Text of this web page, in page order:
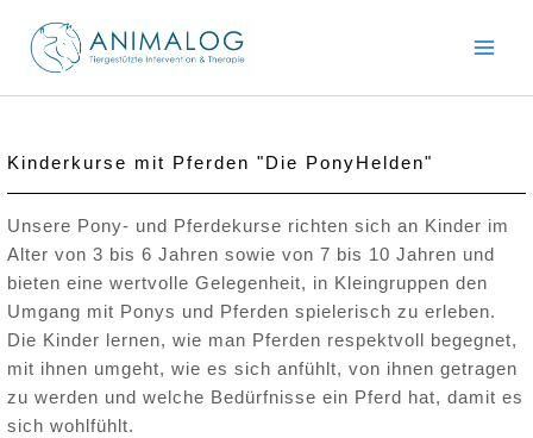
Inhalt
springen
Kinderkurse mit Pferden "Die PonyHelden"
Unsere Pony- und Pferdekurse richten sich an Kinder im
Alter von 3 bis 6 Jahren sowie von 7 bis 10 Jahren und
bieten eine wertvolle Gelegenheit, in Kleingruppen den
Umgang mit Ponys und Pferden spielerisch zu erleben.
Die Kinder lernen, wie man Pferden respektvoll begegnet,
mit ihnen umgeht, wie es sich anfühlt, von ihnen getragen
zu werden und welche Bedürfnisse ein Pferd hat, damit es
sich wohlfühlt.